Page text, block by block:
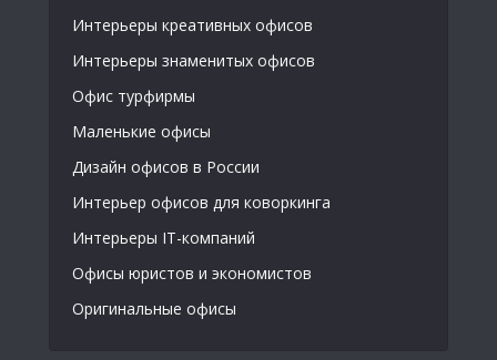
Интерьеры креативных офисов
Интерьеры знаменитых офисов
Офис турфирмы
Маленькие офисы
Дизайн офисов в России
Интерьер офисов для коворкинга
Интерьеры IT-компаний
Офисы юристов и экономистов
Оригинальные офисы